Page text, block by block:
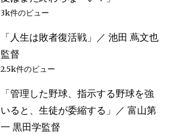
選
手
に
3k件のビュー
「人生は敗者復活戦」／ 池田 蔦文也
監督
2.5k件のビュー
「管理した野球、指示する野球を強
いると、生徒が委縮する」／ 富山第
一 黒田学監督